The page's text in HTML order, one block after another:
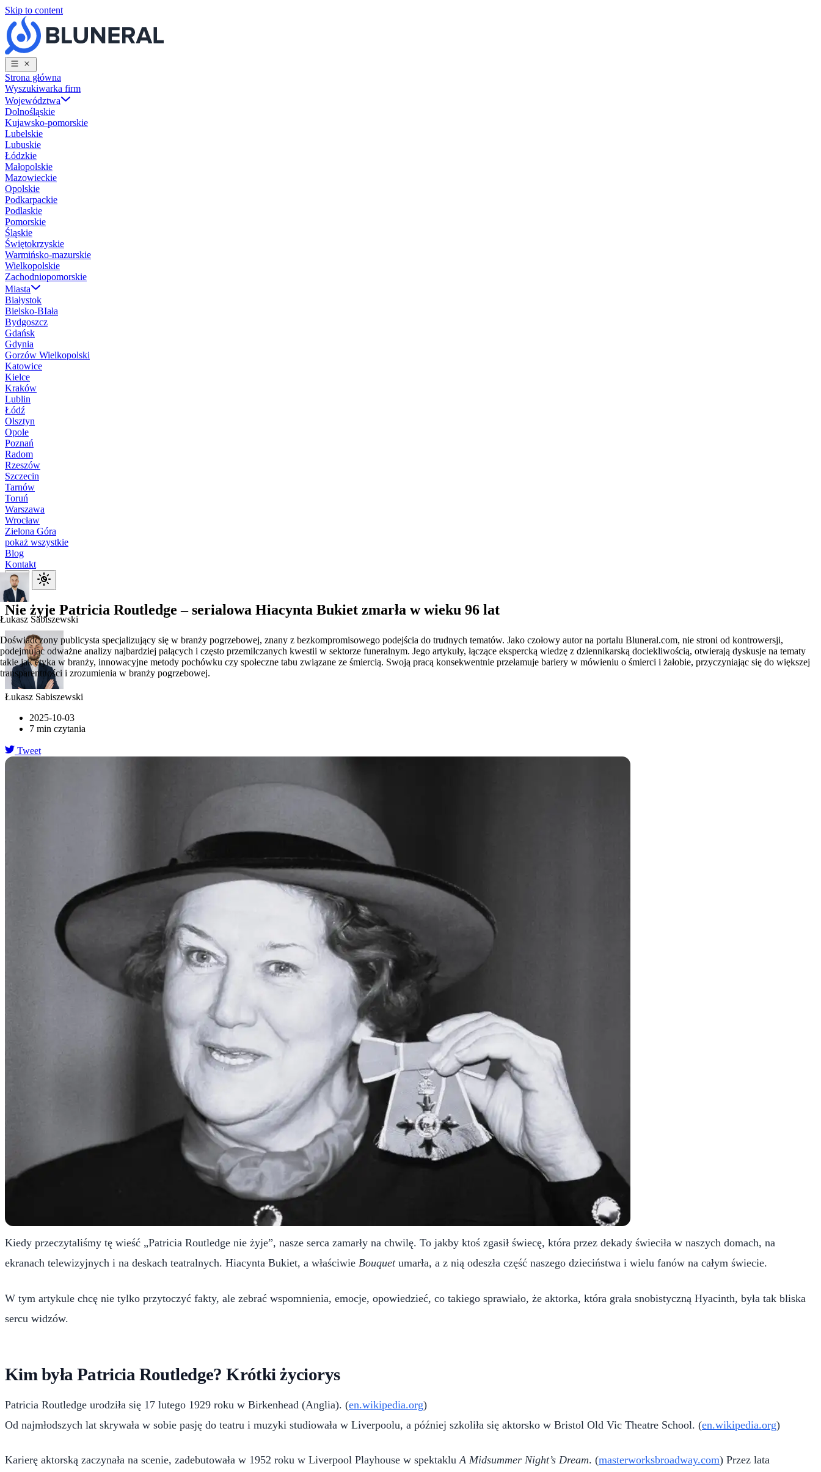
Skip to content
Strona główna
Wyszukiwarka firm
Województwa
Dolnośląskie
Kujawsko-pomorskie
Lubelskie
Lubuskie
Łódzkie
Małopolskie
Mazowieckie
Opolskie
Podkarpackie
Podlaskie
Pomorskie
Śląskie
Świętokrzyskie
Warmińsko-mazurskie
Wielkopolskie
Zachodniopomorskie
Miasta
Białystok
Bielsko-BIała
Bydgoszcz
Gdańsk
Gdynia
Gorzów Wielkopolski
Katowice
Kielce
Kraków
Lublin
Łódź
Olsztyn
Opole
Poznań
Radom
Rzeszów
Szczecin
Tarnów
Toruń
Warszawa
Wrocław
Zielona Góra
pokaż wszystkie
Blog
Kontakt
Nie żyje Patricia Routledge – serialowa Hiacynta Bukiet zmarła w wieku 96 lat
Łukasz Sabiszewski
Łukasz Sabiszewski
Doświadczony publicysta specjalizujący się w branży pogrzebowej, znany z bezkompromisowego podejścia do trudnych tematów. Jako czołowy autor na portalu Bluneral.com, nie stroni od kontrowersji,
podejmując odważne analizy najbardziej palących i często przemilczanych kwestii w sektorze funeralnym. Jego artykuły, łączące ekspercką wiedzę z dziennikarską dociekliwością, otwierają dyskusje na tematy
takie jak etyka w branży, innowacyjne metody pochówku czy społeczne tabu związane ze śmiercią. Swoją pracą konsekwentnie przełamuje bariery w mówieniu o śmierci i żałobie, przyczyniając się do większej
transparentności i zrozumienia w branży pogrzebowej.
2025-10-03
7 min czytania
Tweet
Kiedy przeczytaliśmy tę wieść „Patricia Routledge nie żyje”, nasze serca zamarły na chwilę. To jakby ktoś zgasił świecę, która przez dekady świeciła w naszych domach, na
ekranach telewizyjnych i na deskach teatralnych. Hiacynta Bukiet, a właściwie Bouquetumarła, a z nią odeszła część naszego dzieciństwa i wielu fanów na całym świecie.
W tym artykule chcę nie tylko przytoczyć fakty, ale zebrać wspomnienia, emocje, opowiedzieć, co takiego sprawiało, że aktorka, która grała snobistyczną Hyacinth, była tak bliska
sercu widzów.
Kim była Patricia Routledge? Krótki życiorys
Patricia Routledge urodziła się 17 lutego 1929 roku w Birkenhead (Anglia). (en.wikipedia.org)
Od najmłodszych lat skrywała w sobie pasję do teatru i muzyki studiowała w Liverpoolu, a później szkoliła się aktorsko w Bristol Old Vic Theatre School. (en.wikipedia.org)
Karierę aktorską zaczynała na scenie, zadebutowała w 1952 roku w Liverpool Playhouse w spektakluA Midsummer Night’s Dream. (masterworksbroadway.com) Przez lata